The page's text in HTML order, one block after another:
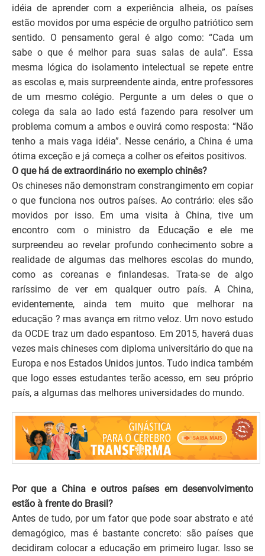
idéia de aprender com a experiência alheia, os países
estão movidos por uma espécie de orgulho patriótico sem
sentido. O pensamento geral é algo como: “Cada um
sabe o que é melhor para suas salas de aula”. Essa
mesma lógica do isolamento intelectual se repete entre
as escolas e, mais surpreendente ainda, entre professores
de um mesmo colégio. Pergunte a um deles o que o
colega da sala ao lado está fazendo para resolver um
problema comum a ambos e ouvirá como resposta: “Não
tenho a mais vaga idéia”. Nesse cenário, a China é uma
ótima exceção e já começa a colher os efeitos positivos.
O que há de extraordinário no exemplo chinês?
Os chineses não demonstram constrangimento em copiar
o que funciona nos outros países. Ao contrário: eles são
movidos por isso. Em uma visita à China, tive um
encontro com o ministro da Educação e ele me
surpreendeu ao revelar profundo conhecimento sobre a
realidade de algumas das melhores escolas do mundo,
como as coreanas e finlandesas. Trata-se de algo
raríssimo de ver em qualquer outro país. A China,
evidentemente, ainda tem muito que melhorar na
educação ? mas avança em ritmo veloz. Um novo estudo
da OCDE traz um dado espantoso. Em 2015, haverá duas
vezes mais chineses com diploma universitário do que na
Europa e nos Estados Unidos juntos. Tudo indica também
que logo esses estudantes terão acesso, em seu próprio
país, a algumas das melhores universidades do mundo.
Por que a China e outros países em desenvolvimento
estão à frente do Brasil?
Antes de tudo, por um fator que pode soar abstrato e até
demagógico, mas é bastante concreto: são países que
decidiram colocar a educação em primeiro lugar. Isso se